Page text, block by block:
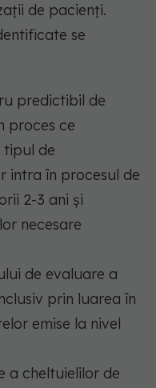
de pacienți.
se
predictibil de
proces ce
tipul de
intra în procesul de
2-3 ani și
necesare
de evaluare a
prin luarea în
emise la nivel
a cheltuielilor de